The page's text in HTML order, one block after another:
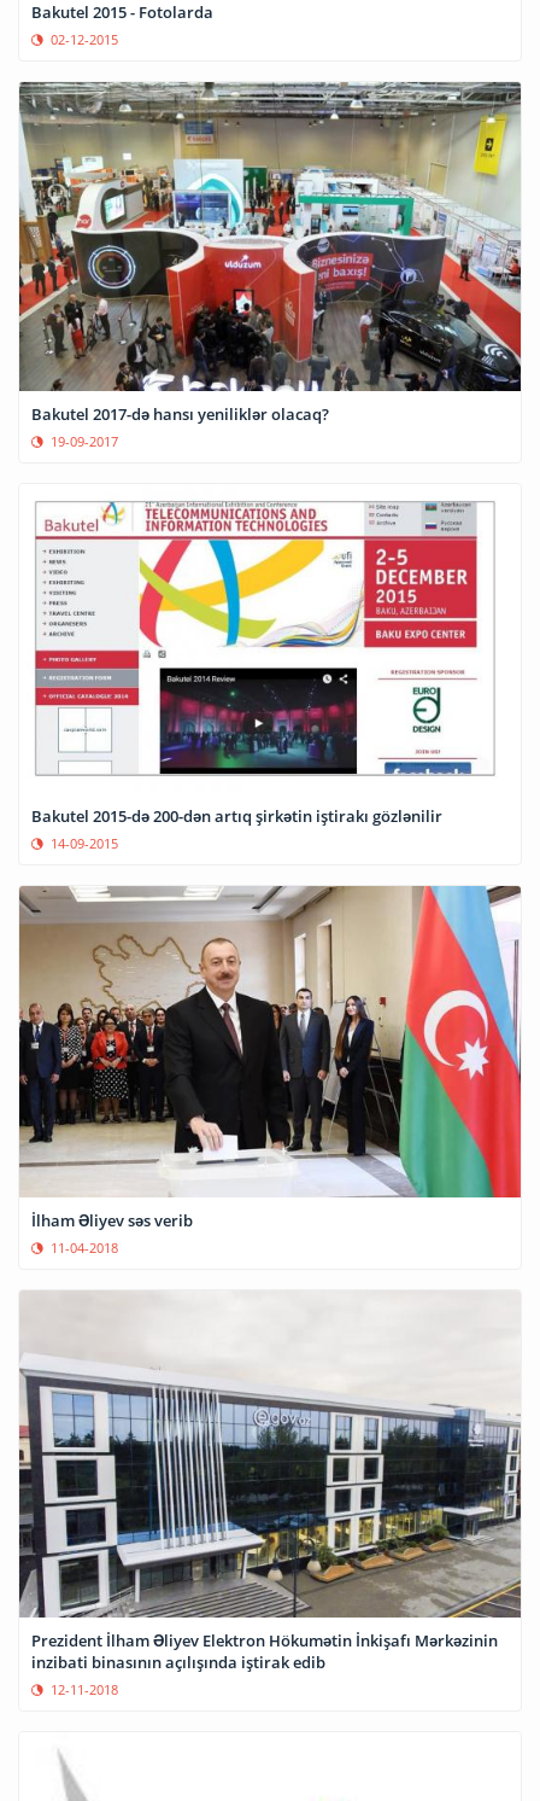
Bakutel 2015 - Fotolarda
02-12-2015
Bakutel 2017-də hansı yeniliklər olacaq?
19-09-2017
Bakutel 2015-də 200-dən artıq şirkətin iştirakı gözlənilir
14-09-2015
İlham Əliyev səs verib
11-04-2018
Prezident İlham Əliyev Elektron Hökumətin İnkişafı Mərkəzinin
inzibati binasının açılışında iştirak edib
12-11-2018